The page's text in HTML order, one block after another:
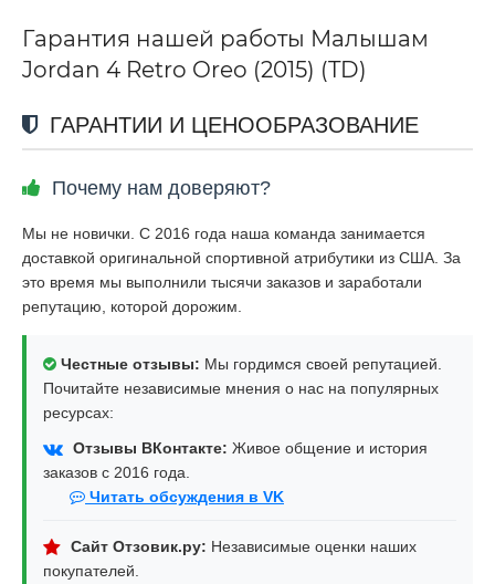
Гарантия нашей работы Малышам
Jordan 4 Retro Oreo (2015) (TD)
ГАРАНТИИ И ЦЕНООБРАЗОВАНИЕ
Почему нам доверяют?
Мы не новички. С 2016 года наша команда занимается
доставкой оригинальной спортивной атрибутики из США. За
это время мы выполнили тысячи заказов и заработали
репутацию, которой дорожим.
Честные отзывы: Мы гордимся своей репутацией.
Почитайте независимые мнения о нас на популярных
ресурсах:
Отзывы ВКонтакте: Живое общение и история
заказов с 2016 года.
Читать обсуждения в VK
Сайт Отзовик.ру: Независимые оценки наших
покупателей.